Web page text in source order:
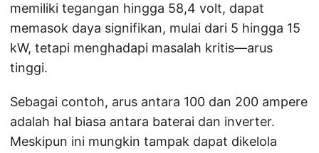
memiliki tegangan hingga 58,4 volt, dapat
memasok daya signifikan, mulai dari 5 hingga 15
kW, tetapi menghadapi masalah kritis—arus
tinggi.
Sebagai contoh, arus antara 100 dan 200 ampere
adalah hal biasa antara baterai dan inverter.
Meskipun ini mungkin tampak dapat dikelola